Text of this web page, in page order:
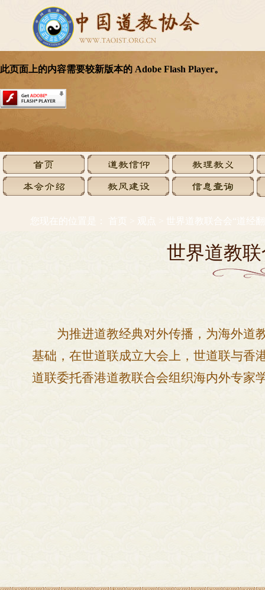
您现在的位置是： 首页 观点 世界道教联合会“道经
世界道教
为推进道教经典对外传播，为海外道
基础，在世道联成立大会上，世道联与香
道联委托香港道教联合会组织海内外专家